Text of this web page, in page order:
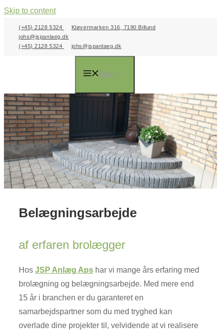
Skip to content
(+45) 2128 5324
Kløvermarken 316, 7190 Billund
johs@jspanlaeg.dk
(+45) 2128 5324
johs@jspanlaeg.dk
Menu
Belægningsarbejde
​af erfaren brolægger
Hos JSP Anlæg Aps har vi mange års erfaring med
brolægning og belægningsarbejde. Med mere end
15 år i branchen er du garanteret en
samarbejdspartner som du med tryghed kan
overlade dine projekter til, velvidende at vi realisere